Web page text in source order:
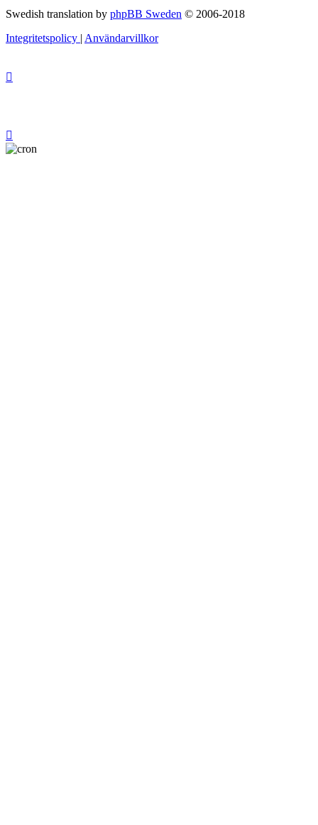
Swedish translation by phpBB Sweden © 2006-2018
Integritetspolicy | Användarvillkor